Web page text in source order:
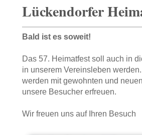
Lückendorfer
Bald ist es soweit!
Das 57. Heimatfest soll auch in
in unserem Vereinsleben
werden mit gewohnten und
unsere Besucher erfreuen.
Wir freuen uns auf Ihren Besuch